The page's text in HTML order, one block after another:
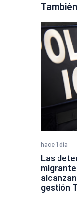
hace 1 día
Las
gestión